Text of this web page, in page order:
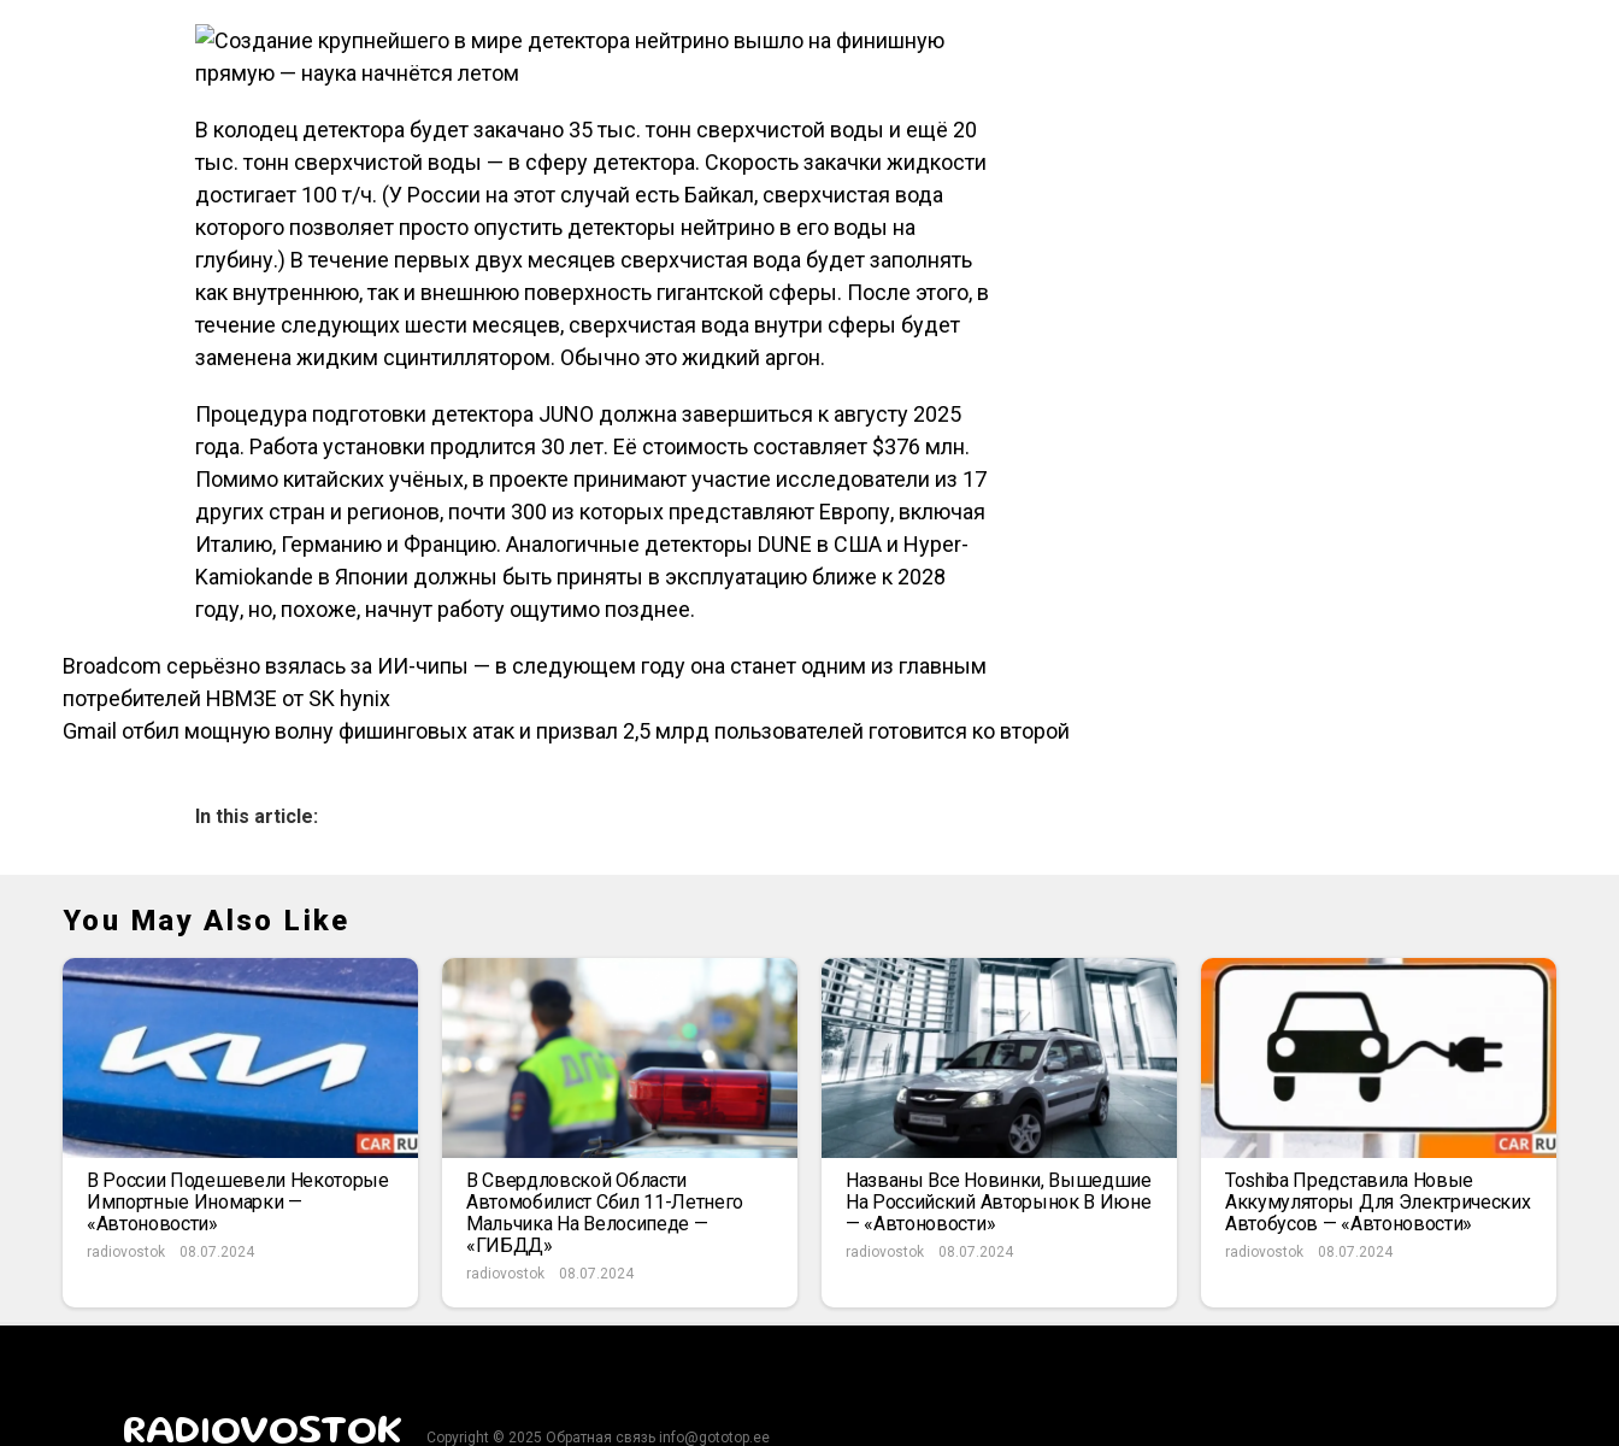
В колодец детектора будет закачано 35 тыс. тонн сверхчистой воды и ещё 20
тыс. тонн сверхчистой воды — в сферу детектора. Скорость закачки жидкости
достигает 100 т/ч. (У России на этот случай есть Байкал, сверхчистая вода
которого позволяет просто опустить детекторы нейтрино в его воды на
глубину.) В течение первых двух месяцев сверхчистая вода будет заполнять
как внутреннюю, так и внешнюю поверхность гигантской сферы. После этого, в
течение следующих шести месяцев, сверхчистая вода внутри сферы будет
заменена жидким сцинтиллятором. Обычно это жидкий аргон.
Процедура подготовки детектора JUNO должна завершиться к августу 2025
года. Работа установки продлится 30 лет. Её стоимость составляет $376 млн.
Помимо китайских учёных, в проекте принимают участие исследователи из 17
других стран и регионов, почти 300 из которых представляют Европу, включая
Италию, Германию и Францию. Аналогичные детекторы DUNE в США и Hyper-
Kamiokande в Японии должны быть приняты в эксплуатацию ближе к 2028
году, но, похоже, начнут работу ощутимо позднее.
Навигация по записям
Broadcom серьёзно взялась за ИИ-чипы — в следующем году она станет одним из главным
потребителей HBM3E от SK hynix
Gmail отбил мощную волну фишинговых атак и призвал 2,5 млрд пользователей готовится ко второй
In this article:
You May Also Like
В России Подешевели Некоторые
Импортные Иномарки —
«Автоновости»
radiovostok 08.07.2024
В Свердловской Области
Автомобилист Сбил 11-Летнего
Мальчика На Велосипеде —
«ГИБДД»
radiovostok 08.07.2024
Названы Все Новинки, Вышедшие
На Российский Авторынок В Июне
— «Автоновости»
radiovostok 08.07.2024
Toshiba Представила Новые
Аккумуляторы Для Электрических
Автобусов — «Автоновости»
radiovostok 08.07.2024
RADIOVOSTOK Copyright © 2025 Обратная связь info@gototop.ee